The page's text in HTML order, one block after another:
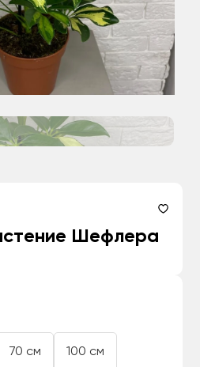
Шефлера
70 см 100 см